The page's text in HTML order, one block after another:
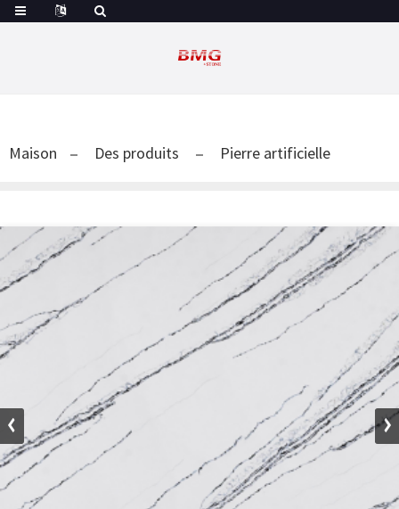
Maison Des produits Pierre artificielle